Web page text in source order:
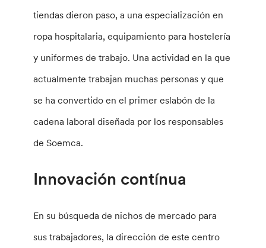
tiendas dieron paso, a una especialización en
ropa hospitalaria, equipamiento para hostelería
y uniformes de trabajo. Una actividad en la que
actualmente trabajan muchas personas y que
se ha convertido en el primer eslabón de la
cadena laboral diseñada por los responsables
de Soemca.
Innovación contínua
En su búsqueda de nichos de mercado para
sus trabajadores, la dirección de este centro